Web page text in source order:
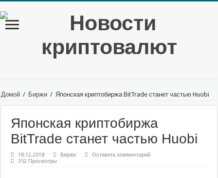
Домой / Биржи / Японская криптобиржа BitTrade станет частью Huobi
Японская криптобиржа
BitTrade станет частью Huobi
18.12.2018 Биржи
Оставить комментарий
352 Просмотры